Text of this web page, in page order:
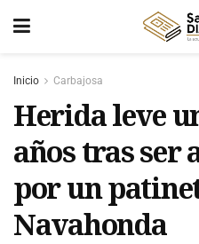
Inicio Carbajosa
Herida leve
años tras ser
por un
Navahonda